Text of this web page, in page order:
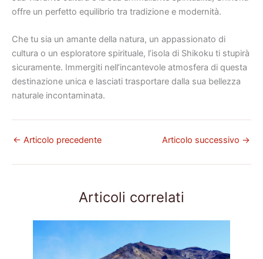
offre un perfetto equilibrio tra tradizione e modernità.
Che tu sia un amante della natura, un appassionato di
cultura o un esploratore spirituale, l’isola di Shikoku ti stupirà
sicuramente. Immergiti nell’incantevole atmosfera di questa
destinazione unica e lasciati trasportare dalla sua bellezza
naturale incontaminata.
← Articolo precedente Articolo successivo →
Articoli correlati